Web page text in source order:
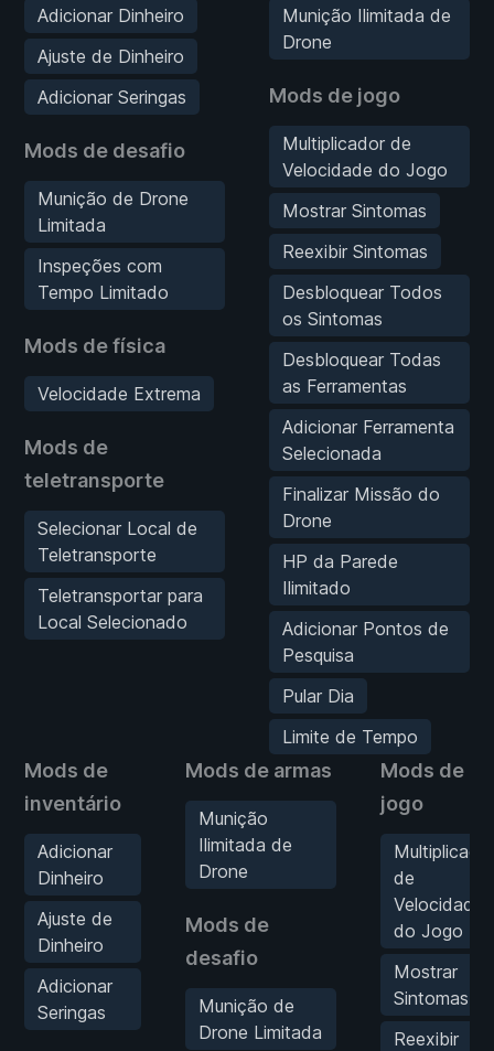
Adicionar Dinheiro
Ajuste de Dinheiro
Adicionar Seringas
Mods de desafio
Munição de Drone
Limitada
Inspeções com
Tempo Limitado
Mods de física
Velocidade Extrema
Mods de
teletransporte
Selecionar Local de
Teletransporte
Teletransportar para
Local Selecionado
Munição Ilimitada de
Drone
Mods de jogo
Multiplicador de
Velocidade do Jogo
Mostrar Sintomas
Reexibir Sintomas
Desbloquear Todos
os Sintomas
Desbloquear Todas
as Ferramentas
Adicionar Ferramenta
Selecionada
Finalizar Missão do
Drone
HP da Parede
Ilimitado
Adicionar Pontos de
Pesquisa
Pular Dia
Limite de Tempo
Mods de
inventário
Adicionar
Dinheiro
Ajuste de
Dinheiro
Adicionar
Seringas
Mods de armas
Munição
Ilimitada de
Drone
Mods de
desafio
Munição de
Drone Limitada
Mods de
jogo
de
Velocidade
do Jogo
Mostrar
Sintomas
Reexibir